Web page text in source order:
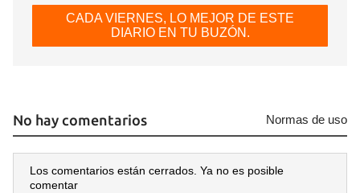
CADA VIERNES, LO MEJOR DE ESTE
DIARIO EN TU BUZÓN.
No hay comentarios Normas de uso
Los comentarios están cerrados. Ya no es posible
comentar